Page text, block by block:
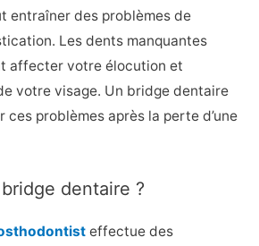
entraîner des problèmes de
Les dents manquantes
affecter votre élocution et
votre visage. Un bridge dentaire
ces problèmes après la perte d’une
dentaire ?
effectue des